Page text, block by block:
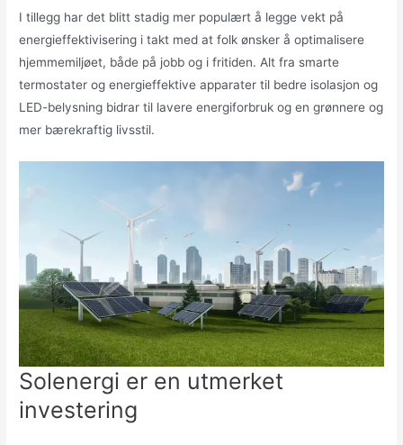
I tillegg har det blitt stadig mer populært å legge vekt på
energieffektivisering i takt med at folk ønsker å optimalisere
hjemmemiljøet, både på jobb og i fritiden. Alt fra smarte
termostater og energieffektive apparater til bedre isolasjon og
LED-belysning bidrar til lavere energiforbruk og en grønnere og
mer bærekraftig livsstil.
Solenergi er en utmerket
investering